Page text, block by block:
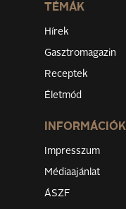
TÉMÁK
Hírek
Gasztromagazin
Receptek
Életmód
INFORMÁCIÓK
Impresszum
Médiaajánlat
ÁSZF